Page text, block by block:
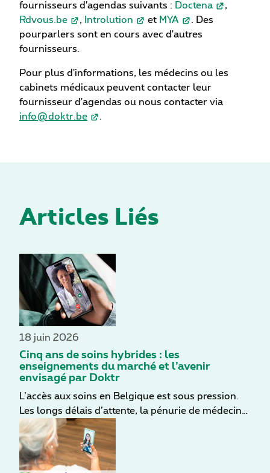
fournisseurs d'agendas suivants : Doctena
,
Rdvous.be
, Introlution et MYA
. Des
pourparlers sont en cours avec d'autres
fournisseurs.
Pour plus d'informations, les médecins ou les
cabinets médicaux peuvent contacter leur
fournisseur d'agendas ou nous contacter via
info@doktr.be
.
Articles Liés
18 juin 2026
Cinq ans de soins hybrides : les
enseignements du marché et l’avenir
envisagé par Doktr
L’accès aux soins en Belgique est sous pression.
Les longs délais d’attente, la pénurie de médecins
généralistes et la pression sur les troubles
mentaux maintiennent les soins hybrides en tête
des priorités. Cinq années d’expérience sur le
terrain montrent que la question n’est plus de